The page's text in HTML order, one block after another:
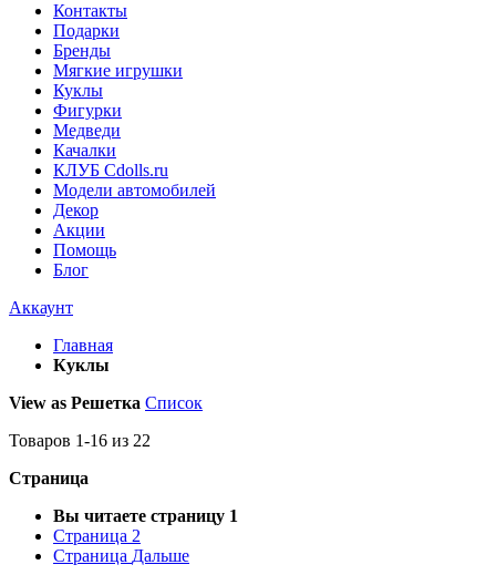
Контакты
Подарки
Бренды
Мягкие игрушки
Куклы
Фигурки
Медведи
Качалки
КЛУБ Cdolls.ru
Модели автомобилей
Декор
Акции
Помощь
Блог
Аккаунт
Главная
Куклы
View as Решетка Список
Товаров 1-16 из 22
Страница
Вы читаете страницу 1
Страница 2
Страница Дальше